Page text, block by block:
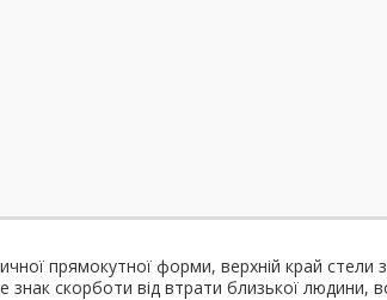
прямокутної форми, верхній край
знак скорботи від втрати близької